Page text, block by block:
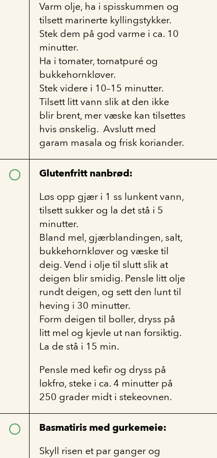
Varm olje, ha i spisskummen og
tilsett marinerte kyllingstykker.
Stek dem på god varme i ca. 10
minutter.
Ha i tomater, tomatpuré og
bukkehornkløver.
Stek videre i 10–15 minutter.
Tilsett litt vann slik at den ikke
blir brent, mer væske kan tilsettes
hvis ønskelig. Avslutt med
garam masala og frisk koriander.
Glutenfritt nanbrød:
Løs opp gjær i 1 ss lunkent vann,
tilsett sukker og la det stå i 5
minutter.
Bland mel, gjærblandingen, salt,
bukkehornkløver og væske til
deig. Vend i olje til slutt slik at
deigen blir smidig. Pensle litt olje
rundt deigen, og sett den lunt til
heving i 30 minutter.
Form deigen til boller, dryss på
litt mel og kjevle ut nan forsiktig.
La de stå i 15 min.
Pensle med kefir og dryss på
løkfrø, steke i ca. 4 minutter på
250 grader midt i stekeovnen.
Basmatiris med gurkemeie:
Skyll risen et par ganger og